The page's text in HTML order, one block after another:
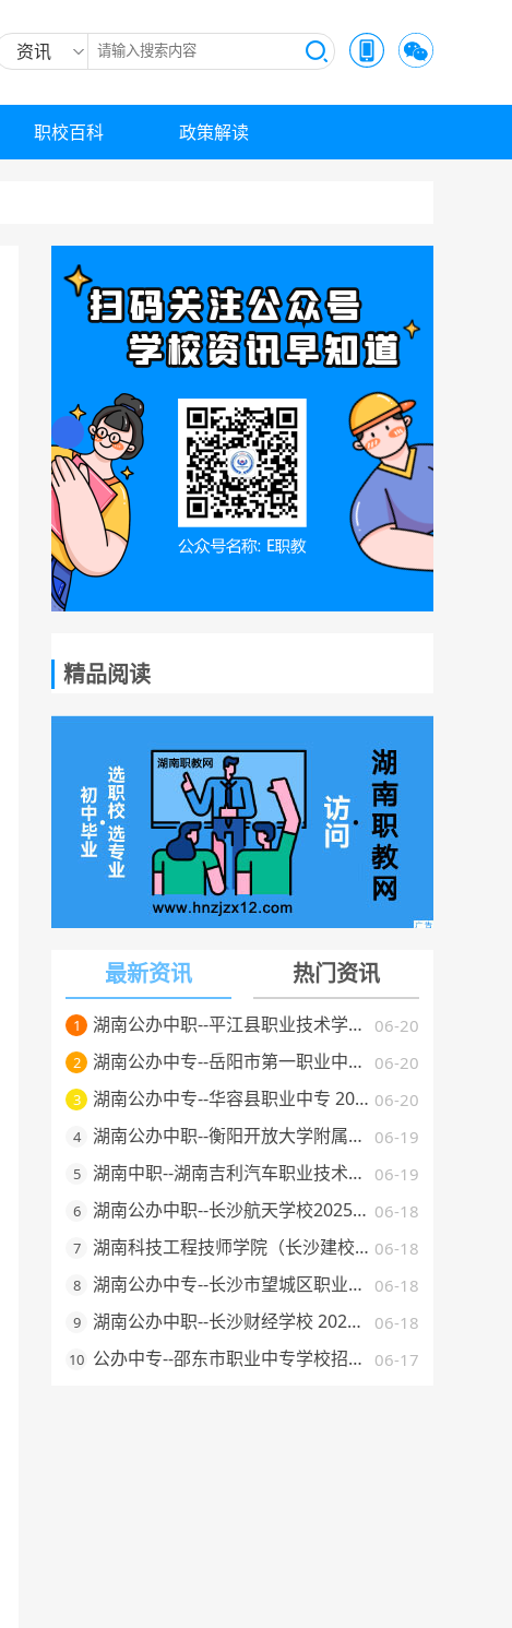
资讯
职校百科 政策解读
精品阅读
最新资讯 热门资讯
1 06-20
湖南公办中职--平江县职业技术学校 2025 年招生简章
2 06-20
湖南公办中专--岳阳市第一职业中等专业学校 2025 年招生简章
3 06-20
湖南公办中专--华容县职业中专 2025 年招生简章
4 06-19
湖南公办中职--衡阳开放大学附属中等职业学校 2025 年招生简章
5 06-19
湖南中职--湖南吉利汽车职业技术学院2025年普通高校招生章程
6 06-18
湖南公办中职--长沙航天学校2025年招生简章
7 06-18
湖南科技工程技师学院（长沙建校）2025年招生简章
8 06-18
湖南公办中专--长沙市望城区职业中等专业学校 2025 年招生简章
9 06-18
湖南公办中职--长沙财经学校 2025 年招生简章
10 06-17
公办中专--邵东市职业中专学校招生简章（2025 年）